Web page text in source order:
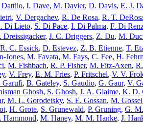
Dattilo, I. Dave, M. Davier, D. Davis, E. J.
, V. Dergachev, R. De Rosa, R. T.
Di Lieto, S. Di Pace, I. Di Palma, F. Di
Dreissigacker, J. C. Driggers, Z. Du, M.
R. C. Essick, D. Estevez, Z. B. Etienne, T.
Jones, M. Favata, M. Fays, C. Fee, H.
, M. Fishbach, R. P. Fisher, M. Fitz-Axen,
, V. Frey, E. M. Fries, P. Fritschel, V. V.
Garufi, B. Gateley, S. Gaudio, G. Gaur, V.
Ghosh, S. Ghosh, J. A. Giaime, K. D.
, M. L. Gorodetsky, S. E. Gossan, M.
, H. Grote, S. Grunewald, P. Gruning, G.
Hammond, M. Haney, M. M. Hanke, J.